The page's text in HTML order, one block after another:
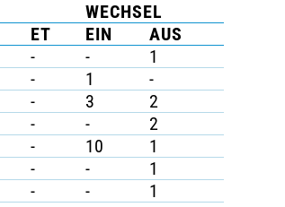
WECHSEL
ET EIN
AUS
- -
1
- 1
-
- 3
2
- -
2
- 10
1
- -
1
- -
1